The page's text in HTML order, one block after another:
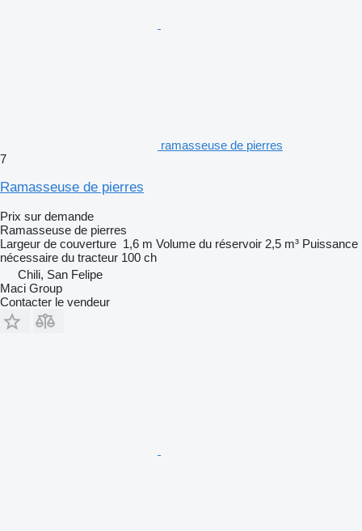
ramasseuse de pierres
7
Ramasseuse de pierres
Prix sur demande
Ramasseuse de pierres
Largeur de couverture 1,6 m Volume du réservoir 2,5 m³ Puissance
nécessaire du tracteur 100 ch
Chili, San Felipe
Maci Group
Contacter le vendeur